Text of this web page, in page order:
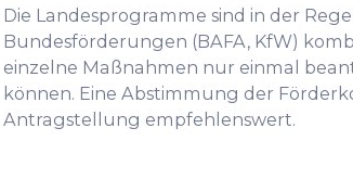
Die Landesprogramme sind in der
Bundesförderungen (BAFA, KfW)
einzelne Maßnahmen nur einmal
können. Eine Abstimmung der
Antragstellung empfehlenswert.